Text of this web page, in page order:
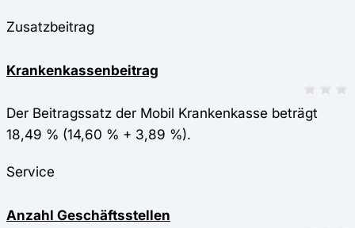
Zusatzbeitrag
Krankenkassenbeitrag
Der Beitragssatz der Mobil Krankenkasse beträgt
18,49 % (14,60 % + 3,89 %).
Service
Anzahl Geschäftsstellen